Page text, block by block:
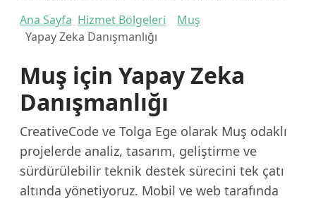
Ana Sayfa Hizmet Bölgeleri
Muş
Yapay Zeka Danışmanlığı
Muş için Yapay Zeka
Danışmanlığı
CreativeCode ve Tolga Ege olarak Muş odaklı
projelerde analiz, tasarım, geliştirme ve
sürdürülebilir teknik destek sürecini tek çatı
altında yönetiyoruz. Mobil ve web tarafında